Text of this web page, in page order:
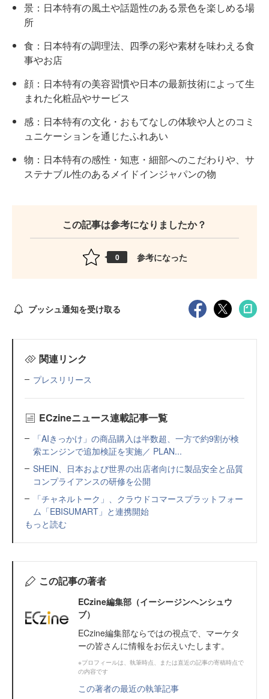
景：日本特有の風土や話題性のある景色を楽しめる場
所
食：日本特有の調理法、四季の彩や素材を味わえる食
事やお店
顔：日本特有の美容習慣や日本の最新技術によって生
まれた化粧品やサービス
感：日本特有の文化・おもてなしの体験や人とのコミ
ュニケーションを通じたふれあい
物：日本特有の感性・知恵・細部へのこだわりや、サ
ステナブル性のあるメイドインジャパンの物
この記事は参考になりましたか？
0 参考になった
プッシュ通知を受け取る
関連リンク
プレスリリース
ECzineニュース連載記事一覧
「AIきっかけ」の商品購入は半数超、一方で約9割が検
索エンジンで追加検証を実施／ PLAN...
SHEIN、日本および世界の出店者向けに製品安全と品質
コンプライアンスの研修を公開
「チャネルトーク」、クラウドコマースプラットフォー
ム「EBISUMART」と連携開始
もっと読む
この記事の著者
ECzine編集部（イーシージンヘンシュウ
ブ）
ECzine編集部ならではの視点で、マーケタ
ーの皆さんに情報をお伝えいたします。
※プロフィールは、執筆時点、または直近の記事の寄稿時点で
の内容です
この著者の最近の執筆記事